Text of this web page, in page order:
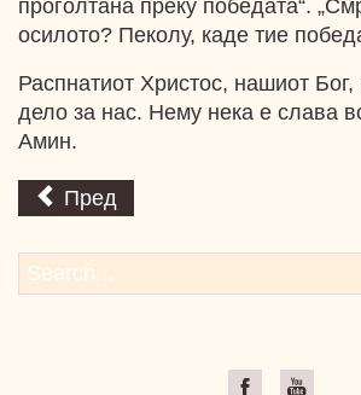
проголтана преку победата“.
осилото? Пеколу, каде тие
Распнатиот Христос, нашиот
дело за нас. Нему нека е слава
Амин.
Пред